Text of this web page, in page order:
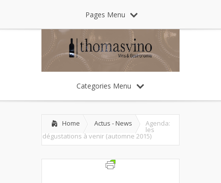
Pages Menu
Categories Menu
Home Actus - News Agenda:
les
dégustations à venir (automne 2015)